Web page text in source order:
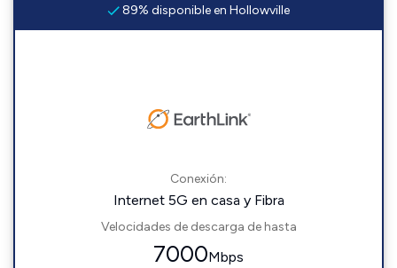
89% disponible en Hollowville
Conexión:
Internet 5G en casa y Fibra
Velocidades de descarga de hasta
7000Mbps